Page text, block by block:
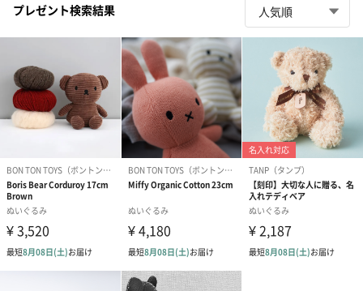
プレゼント検索結果